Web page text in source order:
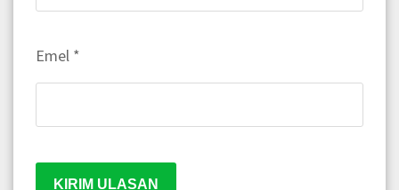
Emel *